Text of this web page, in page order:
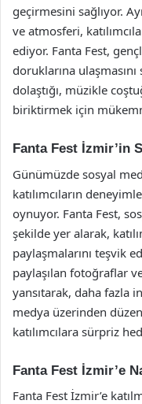
geçirmesini sağlıyor.
ve atmosferi,
ediyor. Fanta Fest,
doruklarına
dolaştığı, müzikle
biriktirmek için
Fanta Fest İzmir’in
Günümüzde sosyal
katılımcıların
oynuyor. Fanta Fest,
şekilde yer alarak,
paylaşmalarını teşvik
paylaşılan fotoğraflar
yansıtarak, daha fazla
medya üzerinden
katılımcılara sürpriz
Fanta Fest İzmir’e
Fanta Fest İzmir’e